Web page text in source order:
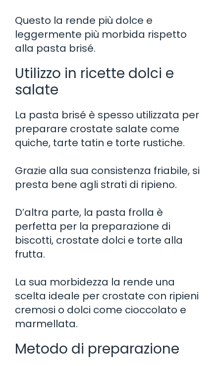
Questo la rende più dolce e
leggermente più morbida rispetto
alla pasta brisé.
Utilizzo in ricette dolci e
salate
La pasta brisé è spesso utilizzata per
preparare crostate salate come
quiche, tarte tatin e torte rustiche.
Grazie alla sua consistenza friabile, si
presta bene agli strati di ripieno.
D’altra parte, la pasta frolla è
perfetta per la preparazione di
biscotti, crostate dolci e torte alla
frutta.
La sua morbidezza la rende una
scelta ideale per crostate con ripieni
cremosi o dolci come cioccolato e
marmellata.
Metodo di preparazione